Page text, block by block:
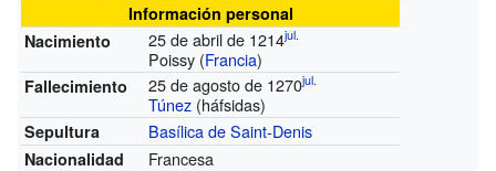
Información personal
Nacimiento
25 de abril de 1214jul.
Poissy (Francia)
Fallecimiento 25 de agosto de 1270jul.
Túnez (háfsidas)
Sepultura Basílica de Saint-Denis
Nacionalidad Francesa